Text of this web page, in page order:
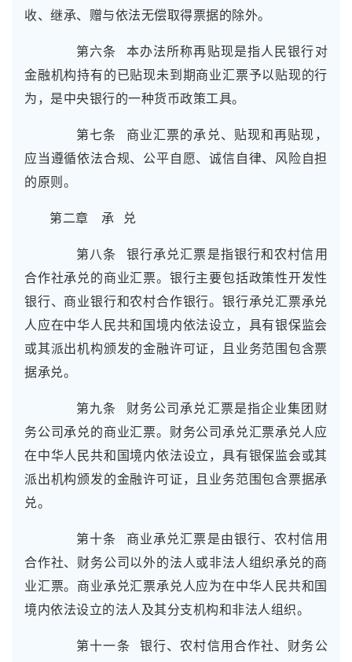
收、继承、赠与依法无偿取得票据的除外。
第六条 本办法所称再贴现是指人民银行对
金融机构持有的已贴现未到期商业汇票予以贴现的行
为，是中央银行的一种货币政策工具。
第七条 商业汇票的承兑、贴现和再贴现，
应当遵循依法合规、公平自愿、诚信自律、风险自担
的原则。
第二章 承 兑
第八条 银行承兑汇票是指银行和农村信用
合作社承兑的商业汇票。银行主要包括政策性开发性
银行、商业银行和农村合作银行。银行承兑汇票承兑
人应在中华人民共和国境内依法设立，具有银保监会
或其派出机构颁发的金融许可证，且业务范围包含票
据承兑。
第九条 财务公司承兑汇票是指企业集团财
务公司承兑的商业汇票。财务公司承兑汇票承兑人应
在中华人民共和国境内依法设立，具有银保监会或其
派出机构颁发的金融许可证，且业务范围包含票据承
兑。
第十条 商业承兑汇票是由银行、农村信用
合作社、财务公司以外的法人或非法人组织承兑的商
业汇票。商业承兑汇票承兑人应为在中华人民共和国
境内依法设立的法人及其分支机构和非法人组织。
第十一条 银行、农村信用合作社、财务公